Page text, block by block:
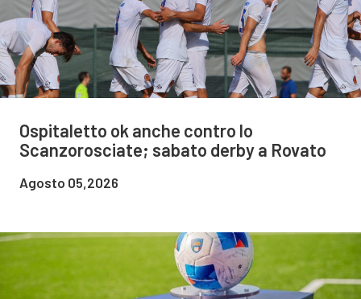
Ospitaletto ok anche contro lo
Scanzorosciate; sabato derby a Rovato
Agosto 05,2026